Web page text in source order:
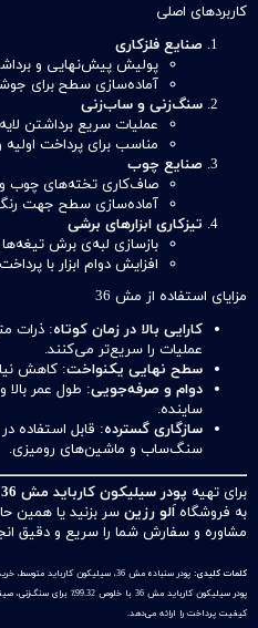
کاربردهای اصلی
صنایع فلزکاری
پولیش پیش‌نهایی و
آماده‌سازی سطح برای
سنگ‌زنی و ساب‌زنی
عملیات سریع برداشتن
مناسب برای پرداخت
صنایع چوب
صاف‌کاری تخته‌های چوب و
آماده‌سازی سطح جهت
تیزکاری ابزارهای برشی
بازسازی لبه‌ی برش
افزایش دوام ابزار با
مزایای استفاده از مش 36
کارایی بالا در زمان کوتاه: ذرات
عملیات را سریع‌تر می‌کنند.
سطح نهایی یکنواخت: کاهش
دوام و صرفه‌جویی: طول عمر
ساینده.
سازگاری گسترده: قابل استفاده
سنگ‌ساب و ماشین‌های رومیزی.
برای تهیه پودر سیلیکون کارباید مش 36
به فروشگاه اَلو رزین سر بزنید یا همین
مشاوره و سفارش شما را سریع و دقیق
کلمات کلیدی: پودر سنباده مش 36، سیلیکون کارباید متوسط، خرید پودر سیلیکون کارباید
پودر سیلیکون کارباید مش 36
کیفیت پرداخت را ارائه می‌دهد.